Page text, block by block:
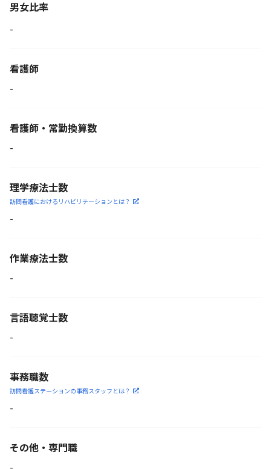
男女比率
-
看護師
-
看護師・常勤換算数
-
理学療法士数
訪問看護におけるリハビリ テーションとは？
-
作業療法士数
-
言語聴覚士数
-
事務職数
訪問看護ステーションの事務スタッフとは？
-
その他・専門職